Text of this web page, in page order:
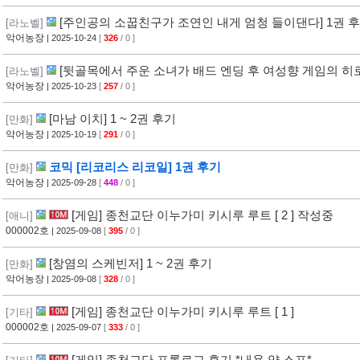
[라노벨] [주인공의 소꿉친구가 조연인 내게 엄청 들이댄다] 1권
악어농장 | 2025-10-24 [ 326 / 0 ]
[라노벨] [뒷골목에서 주운 소녀가 배드 엔딩 후 여성향 게임의 히
악어농장 | 2025-10-23 [ 257 / 0 ]
[만화] [마남 이치] 1 ~ 2권 후기
악어농장 | 2025-10-19 [ 291 / 0 ]
[만화] 코믹 [리코리스 리코일] 1권 후기
악어농장 | 2025-09-28 [ 448 / 0 ]
[애니] [게임] 종천교단 이누가미 키시루 루트 [ 2 ] 작성중
000002호 | 2025-09-08 [ 395 / 0 ]
[만화] [창염의 스케빈저] 1 ~ 2권 후기
악어농장 | 2025-09-08 [ 328 / 0 ]
[기타] [게임] 종천교단 이누가미 키시루 루트 [ 1 ]
000002호 | 2025-09-07 [ 333 / 0 ]